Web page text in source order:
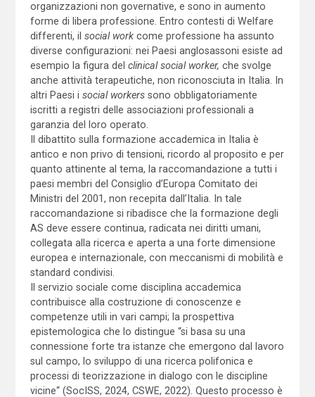
organizzazioni non governative, e sono in aumento
forme di libera professione. Entro contesti di Welfare
differenti, il social workcome professione ha assunto
diverse configurazioni: nei Paesi anglosassoni esiste ad
esempio la figura del clinical social worker, che svolge
anche attività terapeutiche, non riconosciuta in Italia. In
altri Paesi i social workerssono obbligatoriamente
iscritti a registri delle associazioni professionali a
garanzia del loro operato.
Il dibattito sulla formazione accademica in Italia è
antico e non privo di tensioni, ricordo al proposito e per
quanto attinente al tema, la raccomandazione a tutti i
paesi membri del Consiglio d’Europa Comitato dei
Ministri del 2001, non recepita dall’Italia. In tale
raccomandazione si ribadisce che la formazione degli
AS deve essere continua, radicata nei diritti umani,
collegata alla ricerca e aperta a una forte dimensione
europea e internazionale, con meccanismi di mobilità e
standard condivisi.
Il servizio sociale come disciplina accademica
contribuisce alla costruzione di conoscenze e
competenze utili in vari campi; la prospettiva
epistemologica che lo distingue “si basa su una
connessione forte tra istanze che emergono dal lavoro
sul campo, lo sviluppo di una ricerca polifonica e
processi di teorizzazione in dialogo con le discipline
vicine“ (SocISS, 2024, CSWE, 2022). Questo processo è